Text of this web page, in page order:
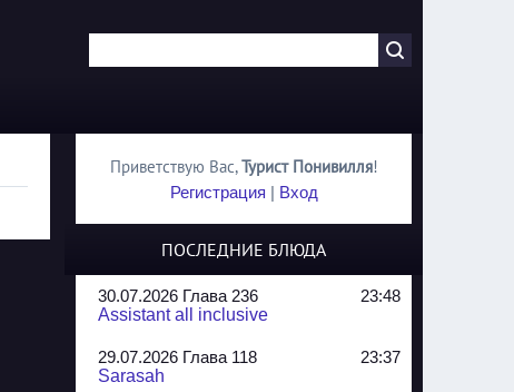
Приветствую Вас,Турист Понивилля!
Регистрация | Вход
ПОСЛЕДНИЕ БЛЮДА
30.07.2026 Глава 236
23:48
Assistant all inclusive
29.07.2026 Глава 118
23:37
Sarasah